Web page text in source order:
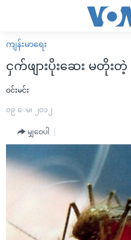
လွယ်ကူ
စေ
များ
အကြောင်းအရာ
သို့
ကျော်
မူလစာမျက်နှာ
မြန်မာ
ကမ္ဘာ့သတင်းများ
နိုင်ငံတကာ
တရုတ်
အစ္စရေး-ပါလက်စတိုင်း
ဗွီဒီယို
ရပ်ဝန်းတခု လမ်းတခု အလွန်
အင်္ဂလိပ်စာလေ့လာမယ်
အမေရိကန်သုံးအီဒီယံ
မကြေးမုံရဲ့ အင်္ဂလိပ်စာ
ရုပ်ရှင်ထဲက အင်္ဂလိပ်စာ
သုတပဒေသာ အင်္ဂလိပ်စာ
အပတ်စဉ်ကဏ္ဍများ
ရေဒီယိုနှင့်ရုပ်သံ အချက်အလက်များ
ရေဒီယို/တီဗွီအစီအစဉ်
ကျန်းမာရေး
ငှက်ဖျားပိုးဆေး မတိုး
ဝင်းမင်း
၀၉ ေမ၊ ၂၀၁၂
မျှဝေပါ